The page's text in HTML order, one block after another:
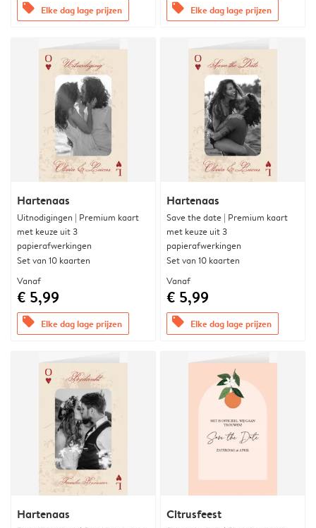
offers Elke dag lage prijzen offers Elke dag lage prijzen
Hartenaas
Uitnodigingen | Premium kaart
met keuze uit 3
papierafwerkingen
Set van 10 kaarten
Vanaf
€ 5,99
offers Elke dag lage prijzen
Hartenaas
Save the date | Premium kaart
met keuze uit 3
papierafwerkingen
Set van 10 kaarten
Vanaf
€ 5,99
offers Elke dag lage prijzen
Hartenaas Citrusfeest